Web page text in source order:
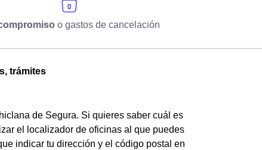
o gastos de cancelación
trámites
de Segura. Si quieres saber cuál es
el localizador de oficinas al que puedes
indicar tu dirección y el código postal en